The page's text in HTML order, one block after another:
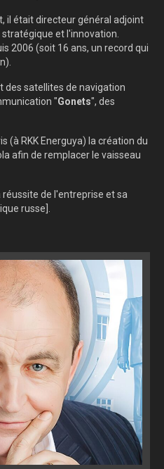
il était directeur général adjoint
et l'innovation.
2006 (soit 16 ans, un record qui
des satellites de navigation
"Gonets", des
(à RKK Energuya) la création du
afin de remplacer le vaisseau
réussite de l'entreprise et sa
russe].